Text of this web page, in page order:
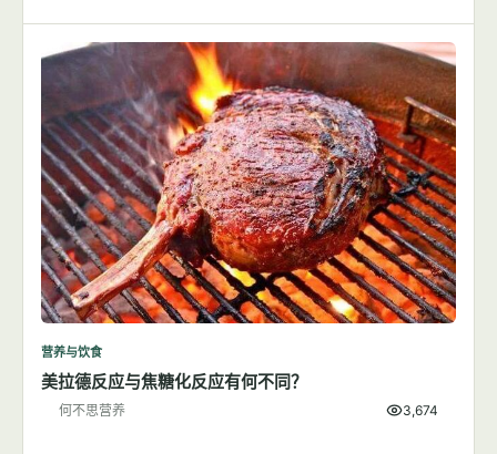
营养与饮食
美拉德反应与焦糖化反应有何不同？
何不思营养 3,674